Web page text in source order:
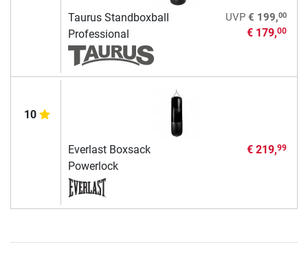
Taurus Standboxball
Professional
UVP € 199,00
€ 179,00
10
Everlast Boxsack
Powerlock
€ 219,99